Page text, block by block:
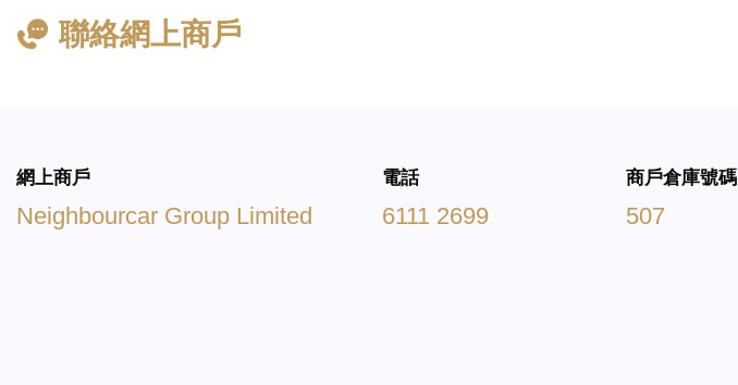
聯絡網上商戶
網上商戶
Neighbourcar Group Limited
電話
6111 2699
商戶倉庫號碼
507